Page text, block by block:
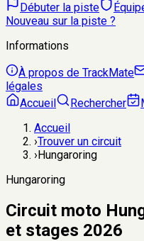
Débuter la piste
Nouveau sur la piste ?
Informations
À propos de TrackMate
légales
Accueil
Rechercher
Accueil
›Trouver un circuit
›Hungaroring
Hungaroring
Circuit moto
et stages 2026